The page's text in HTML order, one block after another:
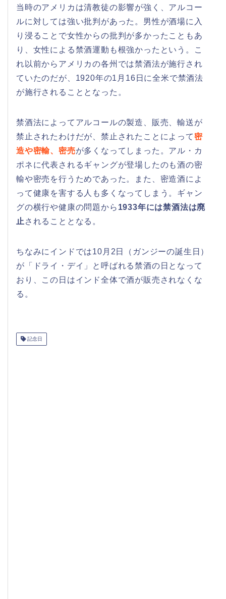
当時のアメリカは清教徒の影響が強く、アルコー
ルに対しては強い批判があった。男性が酒場に入
り浸ることで女性からの批判が多かったこともあ
り、女性による禁酒運動も根強かったという。こ
れ以前からアメリカの各州では禁酒法が施行され
ていたのだが、1920年の1月16日に全米で禁酒法
が施行されることとなった。
禁酒法によってアルコールの製造、販売、輸送が
禁止されたわけだが、禁止されたことによって密
造や密輸、密売が多くなってしまった。アル・カ
ポネに代表されるギャングが登場したのも酒の密
輸や密売を行うためであった。また、密造酒によ
って健康を害する人も多くなってしまう。ギャン
グの横行や健康の問題から 1933年には禁酒法は廃
止 されることとなる。
ちなみにインドでは10月2日（ガンジーの誕生日）
が「ドライ・デイ」と呼ばれる禁酒の日となって
おり、この日はインド全体で酒が販売されなくな
る。
記念日